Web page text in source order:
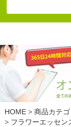
HOME
商品カテ
フラワーエッセン